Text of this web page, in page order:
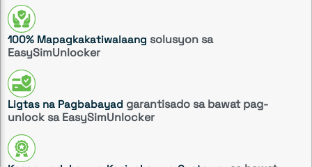
100% Mapagkakatiwalaang solusyon sa
EasySimUnlocker
Ligtas na Pagbabayad garantisado sa bawat pag-
unlock sa EasySimUnlocker